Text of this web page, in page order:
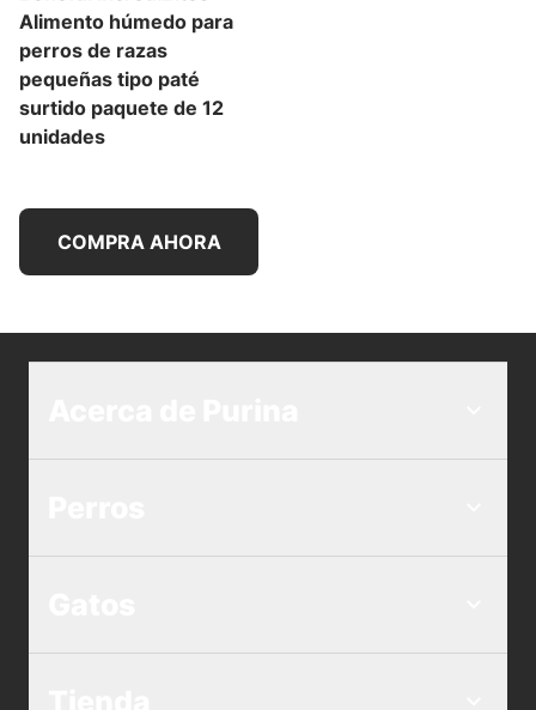
Alimento húmedo para
perros de razas
pequeñas tipo paté
surtido paquete de 12
unidades
COMPRA AHORA